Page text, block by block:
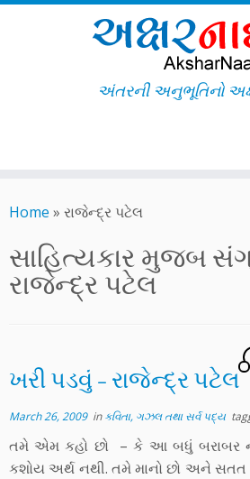
to
અંતરની અનુભૂતિનો
Home » રાજેન્દ્ર પટેલ
સાહિત્યકાર મુજબ
રાજેન્દ્ર પટેલ
ખરી પડવું – રાજેન્દ્ર પટેલ
March 26, 2009inકવિતા, ગઝલ તથા સર્વ પદ્ય
તમે એમ કહો છો – કે આ બધું બરાબર
કશોય અર્થ નથી. તમે માનો છો અને સતત